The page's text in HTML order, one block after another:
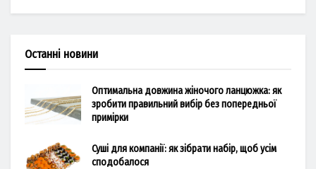
Останні новини
Оптимальна довжина жіночого ланцюжка: як
зробити правильний вибір без попередньої
примірки
Суші для компанії: як зібрати набір, щоб усім
сподобалося